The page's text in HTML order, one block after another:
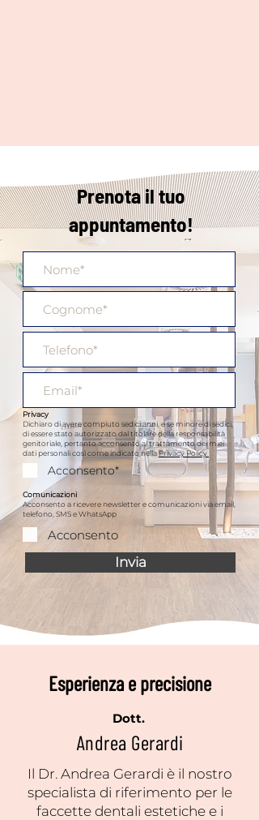
Prenota il tuo
appuntamento!
Privacy
Dichiaro di avere compiuto sedici anni, e se minore di sedici,
di essere stato autorizzato dal titolare della responsabilità
genitoriale, pertanto acconsento al trattamento dei miei
dati personali così come indicato nellaPrivacy Policy.
Acconsento*
Comunicazioni
Acconsento a ricevere newsletter e comunicazioni via email,
telefono, SMS e WhatsApp
Acconsento
Invia
Esperienza e precisione
Andrea Gerardi
Dott.
Il Dr. Andrea Gerardi è il nostro
specialista di riferimento per le
faccette dentali estetiche e i